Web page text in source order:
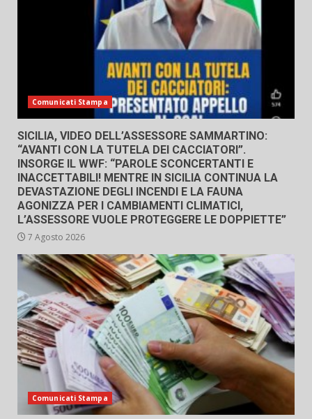
Comunicati Stampa
SICILIA, VIDEO DELL’ASSESSORE SAMMARTINO:
“AVANTI CON LA TUTELA DEI CACCIATORI”.
INSORGE IL WWF: “PAROLE SCONCERTANTI E
INACCETTABILI! MENTRE IN SICILIA CONTINUA LA
DEVASTAZIONE DEGLI INCENDI E LA FAUNA
AGONIZZA PER I CAMBIAMENTI CLIMATICI,
L’ASSESSORE VUOLE PROTEGGERE LE DOPPIETTE”
7 Agosto 2026
Comunicati Stampa